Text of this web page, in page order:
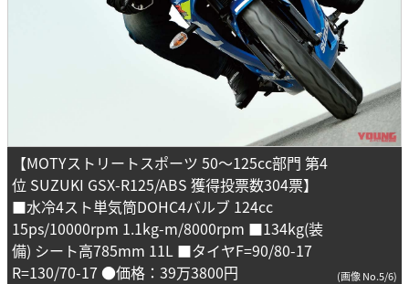
【MOTYストリートスポーツ 50～125cc部門 第4
位 SUZUKI GSX-R125/ABS 獲得投票数304票】
■水冷4スト単気筒DOHC4バルブ 124cc
15ps/10000rpm 1.1kg-m/8000rpm ■134kg(装
備) シート高785mm 11L ■タイヤF=90/80-17
R=130/70-17 ●価格：39万3800円
(画像 No.5/6)